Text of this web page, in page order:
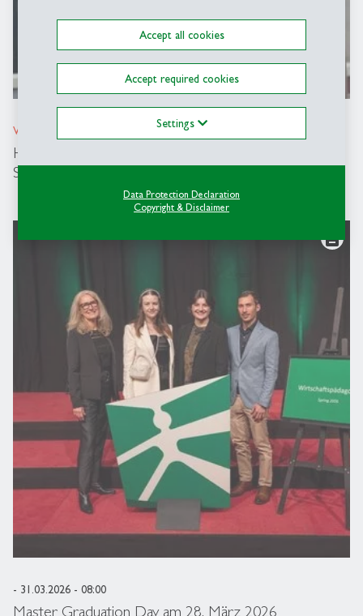
Accept all cookies
Accept required cookies
Settings
Data Protection Declaration
Copyright & Disclaimer
Videos
HSG Impact Award 2026: The Circular Economy of
Skills and Competencies
description
- 31.03.2026 - 08:00
Master Graduation Day am 28. März 2026